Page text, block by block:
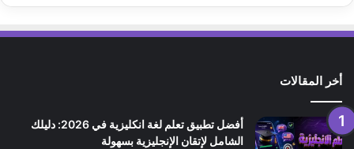
أخر المقالات
أفضل تطبيق تعلم لغة انكليزية في 2026: دليلك
الشامل لإتقان الإنجليزية بسهولة